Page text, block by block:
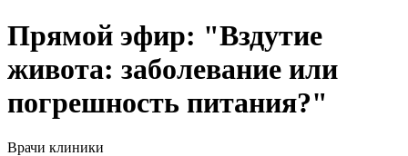
Прямой эфир: "Вздутие
живота: заболевание или
погрешность питания?"
Врачи клиники